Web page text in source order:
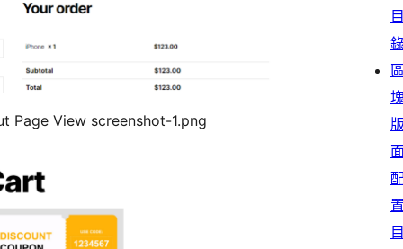
Page View screenshot-1.png
目
區
版
置
目